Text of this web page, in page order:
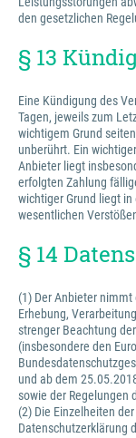
den gesetzlichen
§ 13
Eine Kündigung des
Tagen, jeweils zum
wichtigem Grund
unberührt. Ein
Anbieter liegt
erfolgten Zahlung
wichtiger Grund liegt
wesentlichen
§ 14
(1) Der Anbieter
Erhebung,
strenger Beachtung
(insbesondere den
und ab dem
sowie der Regelungen
(2) Die Einzelheiten
Datenschutzerklärung